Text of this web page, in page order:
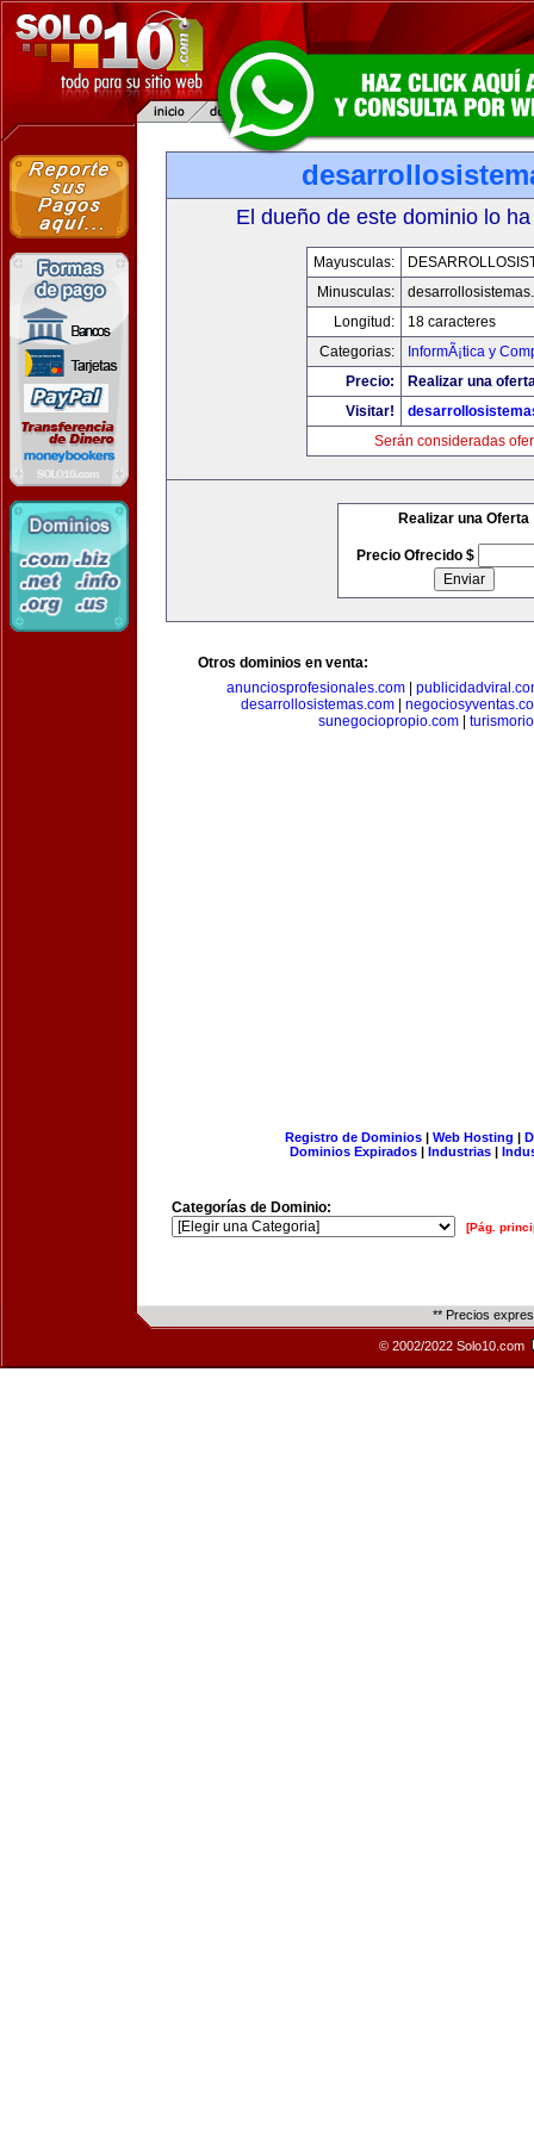
El dueño de este dominio lo
Mayusculas:
Minusculas:
Longitud:
18 caracteres
Categorias:
InformÃ¡tica y
Precio:
Realizar una
Visitar!
Serán consideradas
Realizar una Oferta
Precio Ofrecido $
Otros dominios en venta:
anunciosprofesionales.com|
desarrollosistemas.com|
sunegociopropio.com|
Registro de Dominios| Web Hosting |
Dominios Expirados | Industrias |
Categorías de Dominio:
[Pág.
** Precios
© 2002/2022 Solo10.com